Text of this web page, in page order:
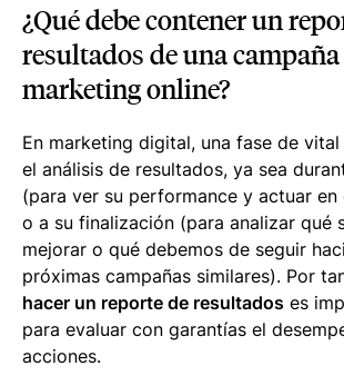
¿Qué debe contener un
resultados de una
marketing online?
En marketing digital, una fase de
el análisis de resultados, ya sea
(para ver su performance y actuar en
o a su finalización (para analizar qué
mejorar o qué debemos de seguir
próximas campañas similares). Por
hacer un reporte de resultados es
para evaluar con garantías el
acciones.